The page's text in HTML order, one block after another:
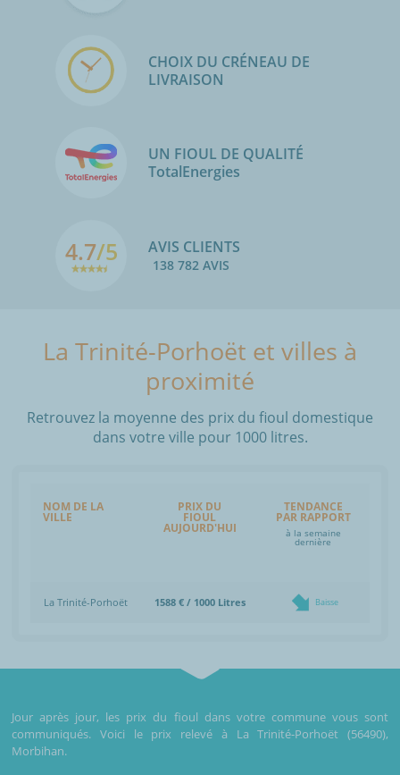
CHOIX DU CRÉNEAU DE
LIVRAISON
UN FIOUL DE QUALITÉ
TotalEnergies
4.7/5 AVIS CLIENTS
138 782 AVIS
La Trinité-Porhoët et villes à
proximité
Retrouvez la moyenne des prix du fioul domestique
dans votre ville pour 1000 litres.
NOM DE LA
VILLE
PRIX DU
FIOUL
AUJOURD'HUI
TENDANCE
PAR RAPPORT
à la semaine
dernière
La Trinité-Porhoët 1588 € / 1000 Litres Baisse
Jour après jour, les prix du fioul dans votre commune vous sont
communiqués. Voici le prix relevé à La Trinité-Porhoët (56490),
Morbihan.